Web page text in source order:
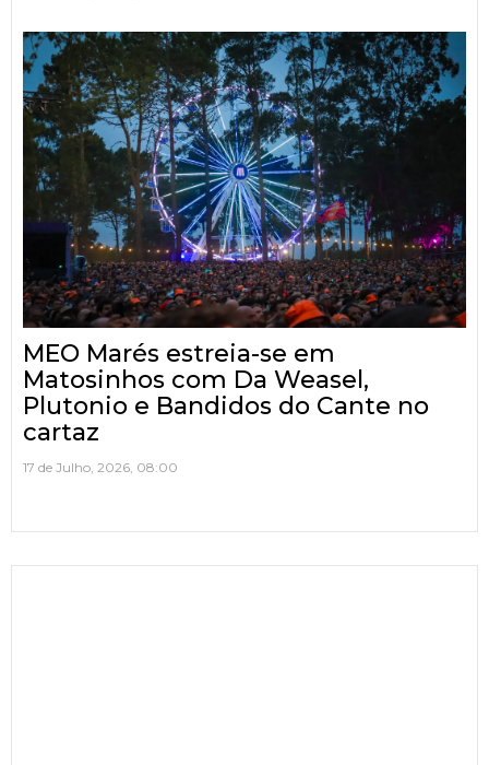
MEO Marés estreia-se em
Matosinhos com Da Weasel,
Plutonio e Bandidos do Cante no
cartaz
17 de Julho, 2026, 08:00